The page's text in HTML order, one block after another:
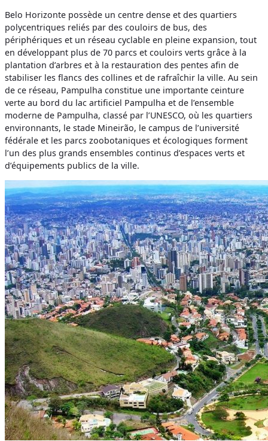
Belo Horizonte possède un centre dense et des quartiers
polycentriques reliés par des couloirs de bus, des
périphériques et un réseau cyclable en pleine expansion, tout
en développant plus de 70 parcs et couloirs verts grâce à la
plantation d’arbres et à la restauration des pentes afin de
stabiliser les flancs des collines et de rafraîchir la ville. Au sein
de ce réseau, Pampulha constitue une importante ceinture
verte au bord du lac artificiel Pampulha et de l’ensemble
moderne de Pampulha, classé par l’UNESCO, où les quartiers
environnants, le stade Mineirão, le campus de l’université
fédérale et les parcs zoobotaniques et écologiques forment
l’un des plus grands ensembles continus d’espaces verts et
d’équipements publics de la ville.